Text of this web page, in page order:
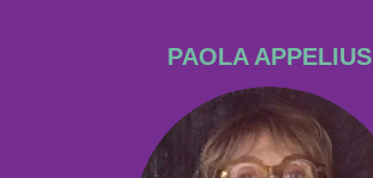
PAOLA APPELIUS